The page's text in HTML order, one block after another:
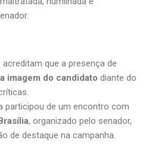
que a presença de
imagem do candidato diante do
, organizado pelo senador,
de destaque na campanha.